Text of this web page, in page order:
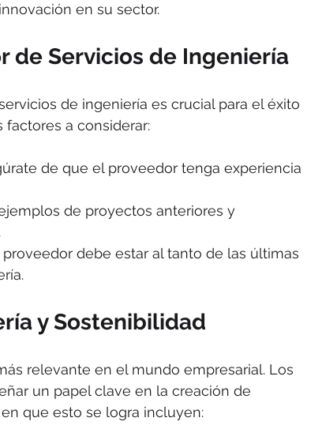
en su sector.
de Servicios de Ingeniería
de ingeniería es crucial para el éxito
a considerar:
de que el proveedor tenga experiencia
de proyectos anteriores y
proveedor debe estar al tanto de las últimas
y Sostenibilidad
relevante en el mundo empresarial. Los
un papel clave en la creación de
que esto se logra incluyen: